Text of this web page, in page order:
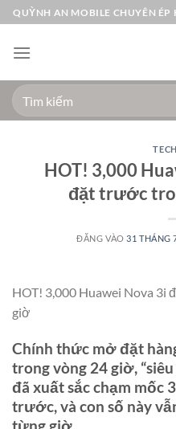
Bỏ
qua
nội
QUỲNH AN MOBILE CHUYÊN
Tìm
kiếm:
HOT! 3,000
đặt trước
ĐĂNG VÀO31 THÁNG
HOT! 3,000 Huawei Nova
giờ
Chính thức mở đặt
trong vòng 24 giờ,
đã xuất sắc chạm mốc
trước, và con số này
từng giờ.